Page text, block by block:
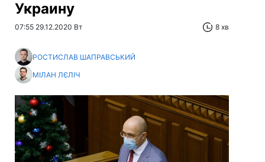
Украину
07:55 29.12.2020 Вт 8 хв
РОСТИСЛАВ ШАПРАВСЬКИЙ
МІЛАН ЛЄЛІЧ